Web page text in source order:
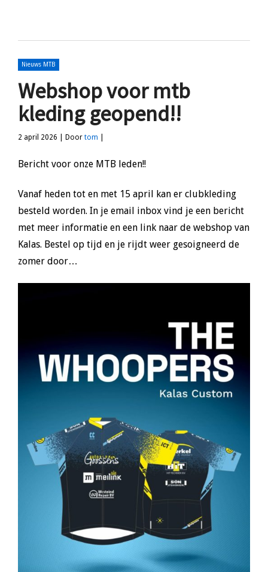
Nieuws MTB
Webshop voor mtb
kleding geopend!!
2 april 2026 | Door tom
Bericht voor onze MTB leden!!
Vanaf heden tot en met 15 april kan er clubkleding
besteld worden. In je email inbox vind je een bericht
met meer informatie en een link naar de webshop van
Kalas. Bestel op tijd en je rijdt weer gesoigneerd de
zomer door…